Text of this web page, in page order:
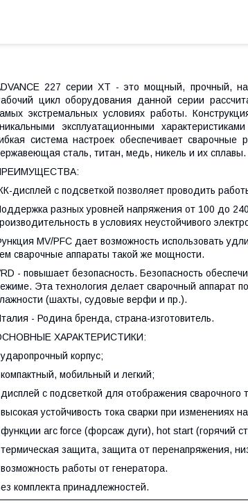
227 серии XT - это мощный, прочный,
цикл оборудования данной серии
экстремальных условиях работы.
эксплуатационными
система настроек обеспечивает
сталь, титан, медь, никель и их сплавы.
дисплей с подсветкой позволяет проводить
разных уровней напряжения от 100 до
в условиях неустойчивого
MV/PFC дает возможность использовать
сварочные аппараты такой же мощности.
- повышает безопасность. Безопасность
Эта технология делает сварочный аппарат
(шахты, судовые верфи и пр.).
- Родина бренда, страна-изготовитель.
ХАРАКТЕРИСТИКИ:
ударопрочный корпус;
компактный, мобильный и легкий;
дисплей с подсветкой для отображения сварочного
высокая устойчивость тока сварки при изменениях
функции arc force (форсаж дуги), hot start (горячий
термическая защита, защита от перенапряжения,
возможность работы от генератора.
комплекта принадлежностей.